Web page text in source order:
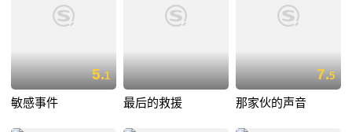
5.1
敏感事件 最后的救援
7.5
那家伙的声音